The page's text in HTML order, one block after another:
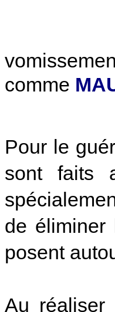
comme
Pour le
sont faits
de éliminer
posent
Au